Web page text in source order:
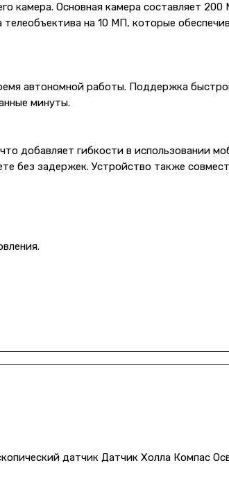
камера. Основная камера составляет
на 10 МП, которые
автономной работы. Поддержка
минуты.
добавляет гибкости в использовании
без задержек. Устройство также
датчик Датчик Холла Компас